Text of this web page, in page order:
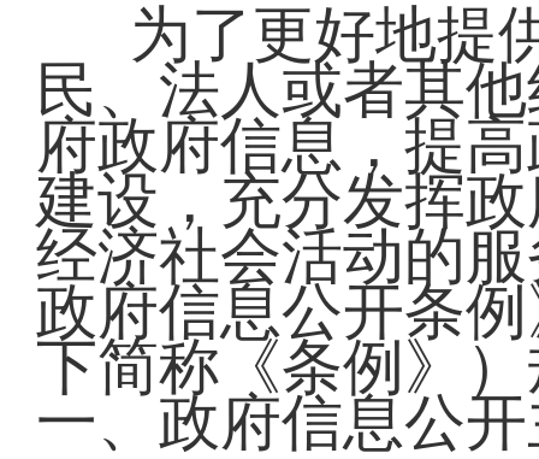
为了更好地提
民、法人或者其
府政府信息，提
建设，充分发挥
经济社会活动的
政府信息公开条
下简称《条例》
一、政府信息公